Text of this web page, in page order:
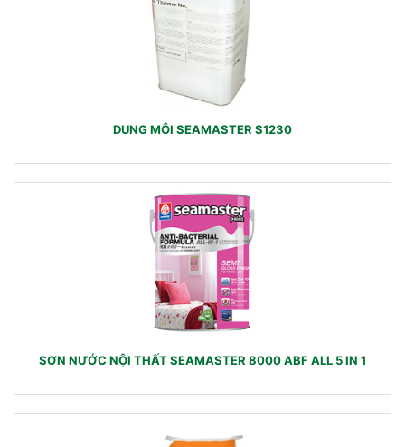
DUNG MÔI SEAMASTER S1230
SƠN NƯỚC NỘI THẤT SEAMASTER 8000 ABF ALL 5 IN 1